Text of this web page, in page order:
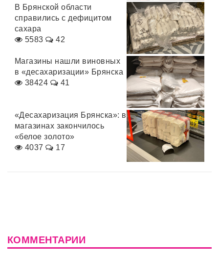
В Брянской области
справились с дефицитом
сахара
5583
42
Магазины нашли виновных
в «десахаризации» Брянска
38424
41
«Десахаризация Брянска»: в
магазинах закончилось
«белое золото»
4037
17
КОММЕНТАРИИ